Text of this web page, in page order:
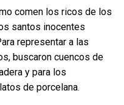
comen los ricos de los
santos inocentes
representar a las
buscaron cuencos de
y para los
de porcelana.